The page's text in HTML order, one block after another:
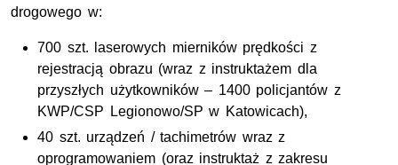
drogowego w:
700 szt. laserowych mierników prędkości z
rejestracją obrazu (wraz z instruktażem dla
przyszłych użytkowników – 1400 policjantów z
KWP/CSP Legionowo/SP w Katowicach),
40 szt. urządzeń / tachimetrów wraz z
oprogramowaniem (oraz instruktaż z zakresu